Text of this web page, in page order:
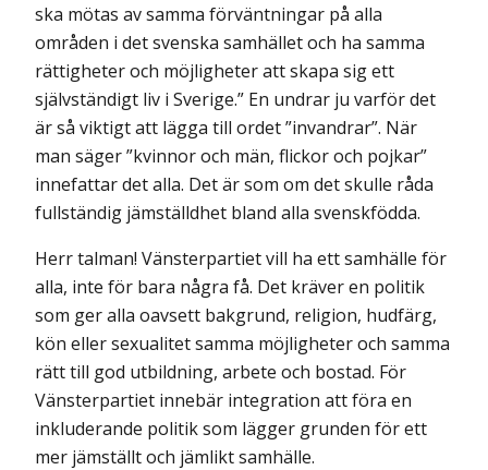
ska mötas av samma förväntningar på alla
områden i det svenska samhället och ha samma
rättigheter och möjligheter att skapa sig ett
självständigt liv i Sverige.” En undrar ju varför det
är så viktigt att lägga till ordet ”invandrar”. När
man säger ”kvinnor och män, flickor och pojkar”
innefattar det alla. Det är som om det skulle råda
fullständig jämställdhet bland alla svenskfödda.
Herr talman! Vänsterpartiet vill ha ett samhälle för
alla, inte för bara några få. Det kräver en politik
som ger alla oavsett bakgrund, religion, hudfärg,
kön eller sexualitet samma möjligheter och samma
rätt till god utbildning, arbete och bostad. För
Vänsterpartiet innebär integration att föra en
inkluderande politik som lägger grunden för ett
mer jämställt och jämlikt samhälle.